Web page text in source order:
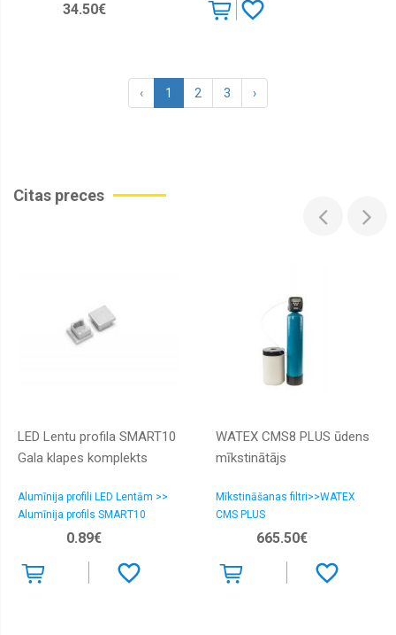
34.50€
‹ 1 2 3 ›
Citas preces
LED Lentu profila SMART10
Gala klapes komplekts
Alumīnija profili LED Lentām >>
Alumīnija profils SMART10
0.89€
WATEX CMS8 PLUS ūdens
mīkstinātājs
Mīkstināšanas filtri>>WATEX
CMS PLUS
665.50€